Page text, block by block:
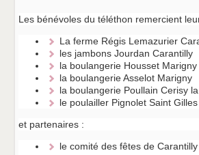
Les bénévoles du téléthon remercient
La ferme Régis Lemazurier
les jambons Jourdan Carantilly
la boulangerie Housset Marigny
la boulangerie Asselot Marigny
la boulangerie Poullain Cerisy
le poulailler Pignolet Saint Gilles
et partenaires :
le comité des fêtes de Carantilly